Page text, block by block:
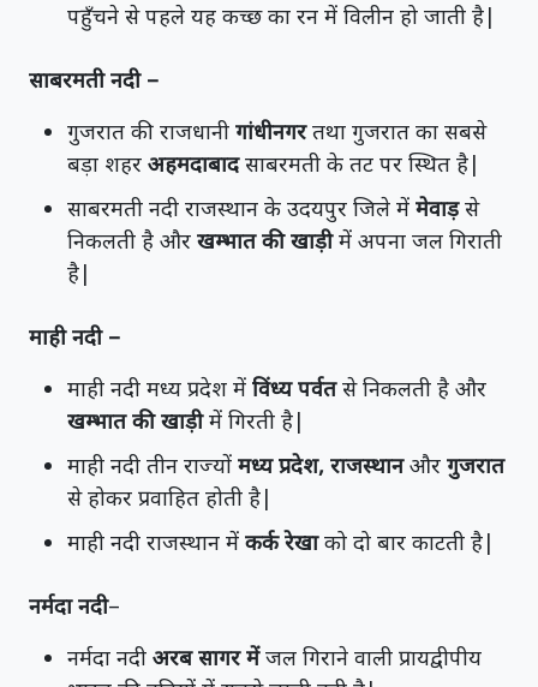
पहुँचने से पहले यह कच्छ का रन में विलीन हो जाती है|
साबरमती नदी –
गुजरात की राजधानी गांधीनगरतथा गुजरात का सबसे
बड़ा शहर अहमदाबादसाबरमती के तट पर स्थित है|
साबरमती नदी राजस्थान के उदयपुर जिले में मेवाड़से
निकलती है और खम्भात की खाड़ीमें अपना जल गिराती
है|
माही नदी –
माही नदी मध्य प्रदेश में विंध्य पर्वतसे निकलती है और
खम्भात की खाड़ीमें गिरती है|
माही नदी तीन राज्यों मध्य प्रदेश, राजस्थानऔर गुजरात
से होकर प्रवाहित होती है|
माही नदी राजस्थान में कर्क रेखाको दो बार काटती है|
नर्मदा नदी–
नर्मदा नदी अरब सागर मेंजल गिराने वाली प्रायद्वीपीय